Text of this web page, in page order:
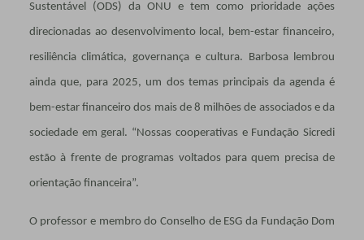
Sustentável (ODS) da ONU e tem como prioridade ações
direcionadas ao desenvolvimento local, bem-estar financeiro,
resiliência climática, governança e cultura. Barbosa lembrou
ainda que, para 2025, um dos temas principais da agenda é
bem-estar financeiro dos mais de 8 milhões de associados e da
sociedade em geral. “Nossas cooperativas e Fundação Sicredi
estão à frente de programas voltados para quem precisa de
orientação financeira”.
O professor e membro do Conselho de ESG da Fundação Dom